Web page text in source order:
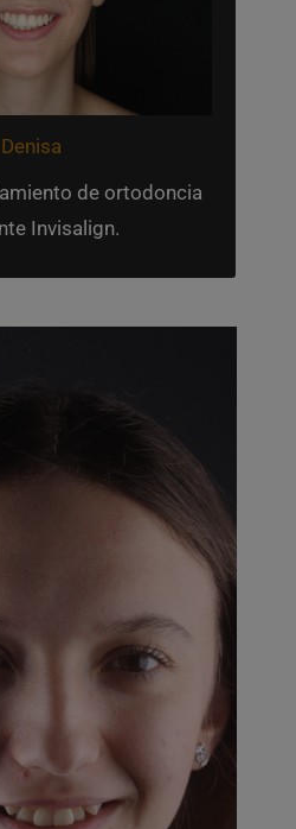
Denisa
de ortodoncia
Invisalign.
de sus dientes le
cepillado de sus
así problemas de